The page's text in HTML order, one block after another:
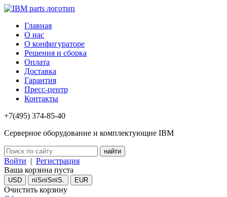
Главная
О нас
О конфигураторе
Решения и сборка
Оплата
Доставка
Гарантия
Пресс-центр
Контакты
+7(495) 374-85-40
Серверное оборудование и комплектующие IBM
Войти | Регистрация
Ваша корзина пуста
USD пїЅпїЅпїЅ. EUR
Очистить корзину